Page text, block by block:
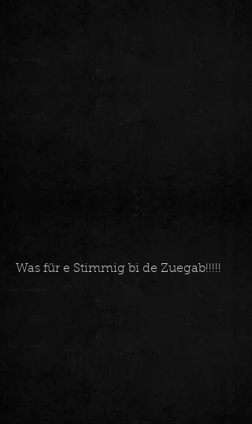
Was für e Stimmig bi de Zuegab!!!!!